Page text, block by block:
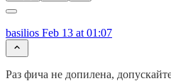
basilios Feb 13 at 01:07
Раз фича не допилена,